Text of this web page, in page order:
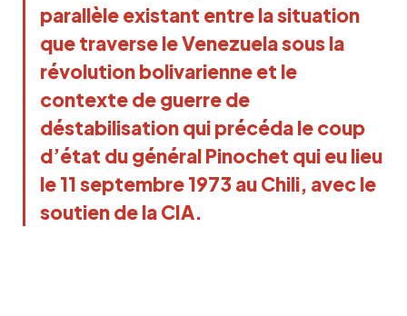
parallèle existant entre la situation
que traverse le Venezuela sous la
révolution bolivarienne et le
contexte de guerre de
déstabilisation qui précéda le coup
d’état du général Pinochet qui eu lieu
le 11 septembre 1973 au Chili, avec le
soutien de la CIA.